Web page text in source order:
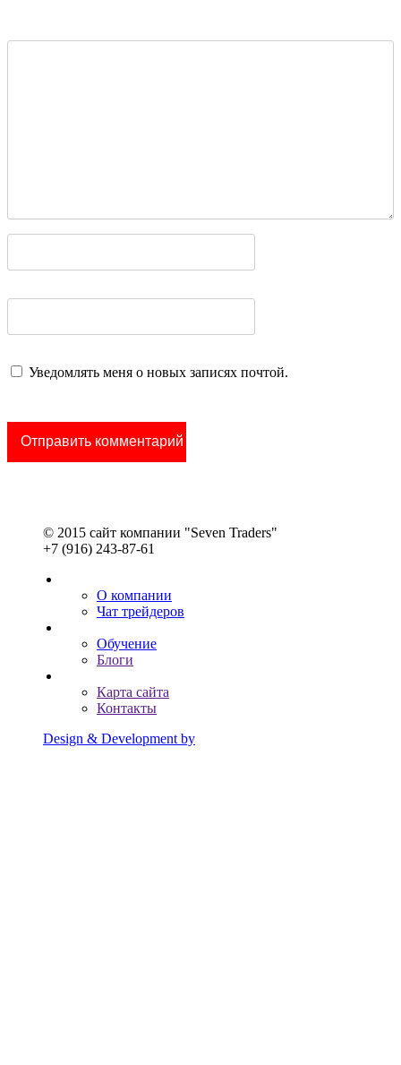
Уведомлять меня о новых записях почтой.
© 2015 сайт компании "Seven Traders"
+7 (916) 243-87-61
О компании
Чат трейдеров
Обучение
Блоги
Карта сайта
Контакты
Design & Development by